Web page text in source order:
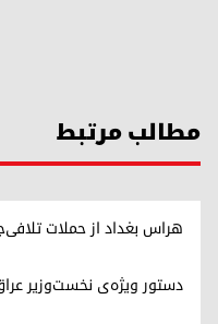
مطالب مرتبط
هراس بغداد از حملات
دستور ویژه‌ی نخست‌وزیر